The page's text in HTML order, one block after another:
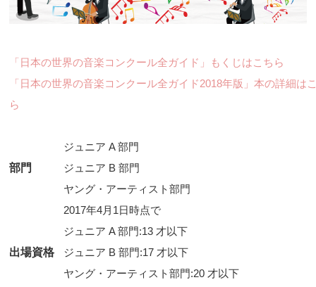
「日本の世界の音楽コンクール全ガイド」もくじはこちら
「日本の世界の音楽コンクール全ガイド2018年版」本の詳細は
ら
部門
ジュニア A 部門
ジュニア B 部門
ヤング・アーティスト部門
出場資格
2017年4月1日時点で
ジュニア A 部門:13 才以下
ジュニア B 部門:17 才以下
ヤング・アーティスト部門:20 才以下